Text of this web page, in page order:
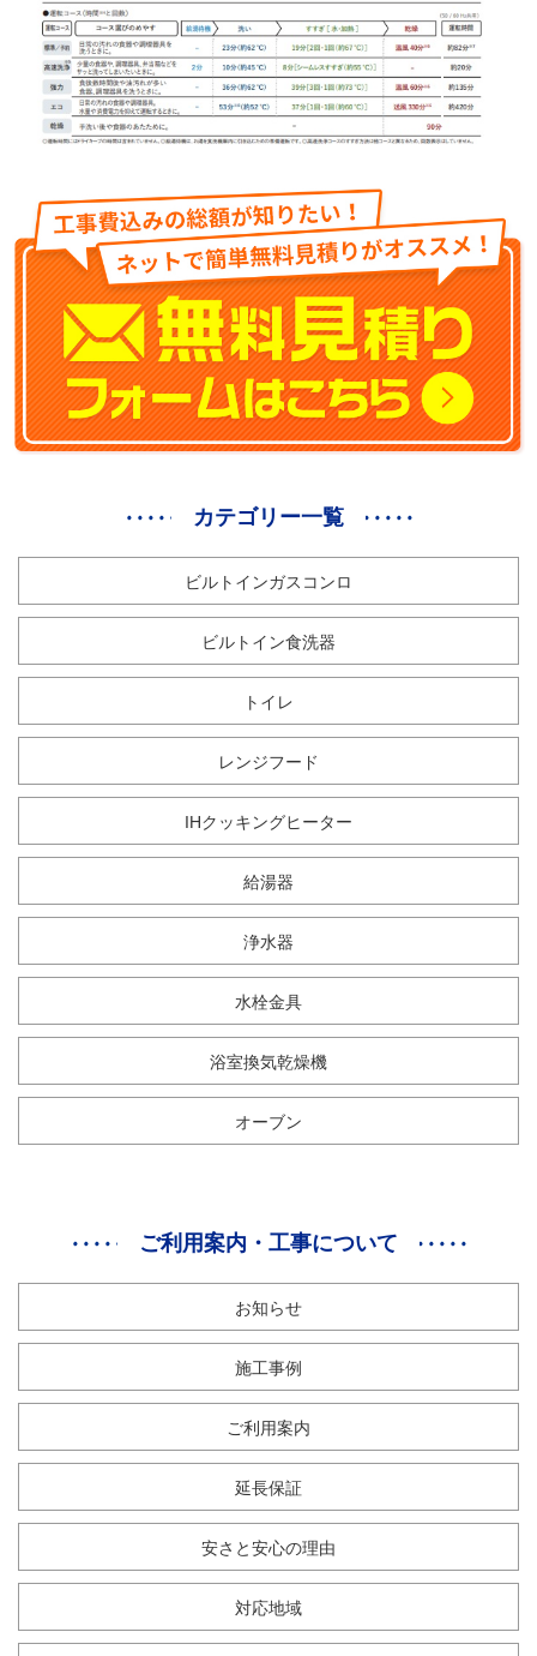
カテゴリー一覧
ビルトインガスコンロ
ビルトイン食洗器
トイレ
レンジフード
IHクッキングヒーター
給湯器
浄水器
水栓金具
浴室換気乾燥機
オーブン
ご利用案内・工事について
お知らせ
施工事例
ご利用案内
延長保証
安さと安心の理由
対応地域